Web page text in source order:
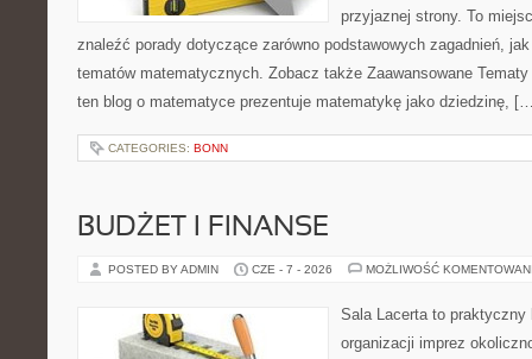
przyjaznej strony. To
znaleźć porady dotyczące zarówno podstawowych zagadnień,
tematów matematycznych. Zobacz także Zaawansowane
ten blog o matematyce prezentuje matematykę jako dziedzinę,
CATEGORIES: BONN
BUDŻET I FINANSE
POSTED BY ADMIN CZE - 7 - 2026 MOŻLIWOŚĆ
Sala Lacerta to praktyczny
organizacji imprez